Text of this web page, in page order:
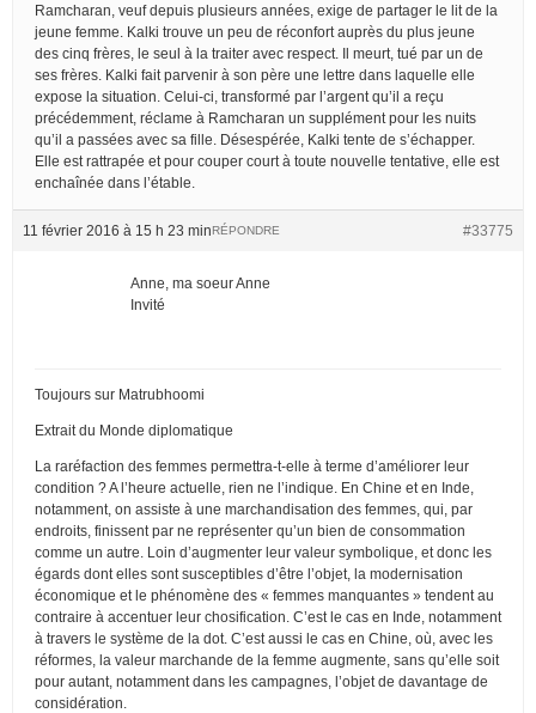
Ramcharan, veuf depuis plusieurs années, exige de partager le lit de la
jeune femme. Kalki trouve un peu de réconfort auprès du plus jeune
des cinq frères, le seul à la traiter avec respect. Il meurt, tué par un de
ses frères. Kalki fait parvenir à son père une lettre dans laquelle elle
expose la situation. Celui-ci, transformé par l’argent qu’il a reçu
précédemment, réclame à Ramcharan un supplément pour les nuits
qu’il a passées avec sa fille. Désespérée, Kalki tente de s’échapper.
Elle est rattrapée et pour couper court à toute nouvelle tentative, elle est
enchaînée dans l’étable.
11 février 2016 à 15 h 23 min #33775
RÉPONDRE
Anne, ma soeur Anne
Invité
Toujours sur Matrubhoomi
Extrait du Monde diplomatique
La raréfaction des femmes permettra-t-elle à terme d’améliorer leur
condition ? A l’heure actuelle, rien ne l’indique. En Chine et en Inde,
notamment, on assiste à une marchandisation des femmes, qui, par
endroits, finissent par ne représenter qu’un bien de consommation
comme un autre. Loin d’augmenter leur valeur symbolique, et donc les
égards dont elles sont susceptibles d’être l’objet, la modernisation
économique et le phénomène des « femmes manquantes » tendent au
contraire à accentuer leur chosification. C’est le cas en Inde, notamment
à travers le système de la dot. C’est aussi le cas en Chine, où, avec les
réformes, la valeur marchande de la femme augmente, sans qu’elle soit
pour autant, notamment dans les campagnes, l’objet de davantage de
considération.